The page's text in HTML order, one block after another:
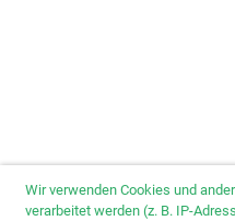
Wir verwenden Cookies und
verarbeitet werden (z. B. IP-